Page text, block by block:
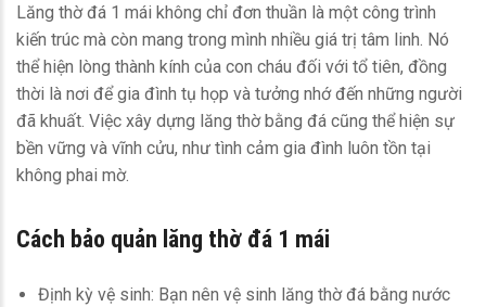
Lăng thờ đá 1 mái không chỉ đơn thuần là một công trình
kiến trúc mà còn mang trong mình nhiều giá trị tâm linh. Nó
thể hiện lòng thành kính của con cháu đối với tổ tiên, đồng
thời là nơi để gia đình tụ họp và tưởng nhớ đến những người
đã khuất. Việc xây dựng lăng thờ bằng đá cũng thể hiện sự
bền vững và vĩnh cửu, như tình cảm gia đình luôn tồn tại
không phai mờ.
Cách bảo quản lăng thờ đá 1 mái
Định kỳ vệ sinh: Bạn nên vệ sinh lăng thờ đá bằng nước